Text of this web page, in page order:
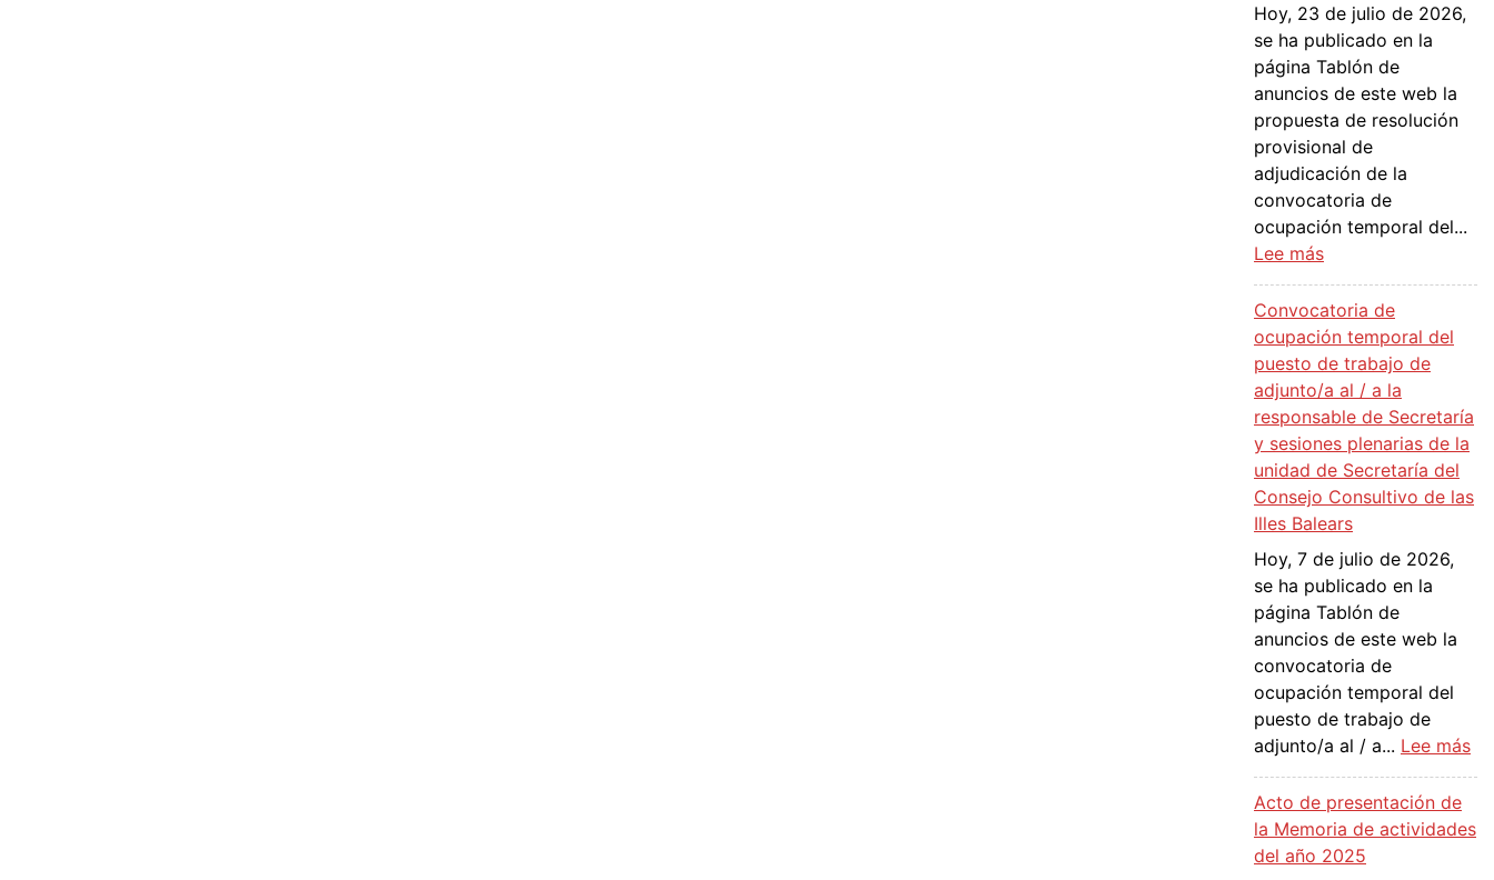
t
o
r
i
a
d
e
o
c
u
p
a
c
i
ó
n
t
e
m
p
o
r
a
l
p
s
t
o
o
l
u
c
i
ó
n
d
e
f
i
n
i
t
i
v
a
d
e
a
d
j
u
d
i
c
a
c
i
ó
n
d
Hoy, 23 de julio de 2026,
se ha publicado en la
página Tablón de
anuncios de este web la
propuesta de resolución
provisional de
adjudicación de la
convocatoria de
ocupación temporal del...
Lee más:
r
o
p
u
e
s
t
a
d
r
e
s
o
l
u
c
i
ó
n
p
r
Convocatoria de
ocupación temporal del
puesto de trabajo de
adjunto/a al / a la
responsable de Secretaría
y sesiones plenarias de la
unidad de Secretaría del
Consejo Consultivo de las
Illes Balears
Hoy, 7 de julio de 2026,
se ha publicado en la
página Tablón de
anuncios de este web la
convocatoria de
ocupación temporal del
puesto de trabajo de
adjunto/a al / a... Lee más:
n
Acto de presentación de
la Memoria de actividades
del año 2025